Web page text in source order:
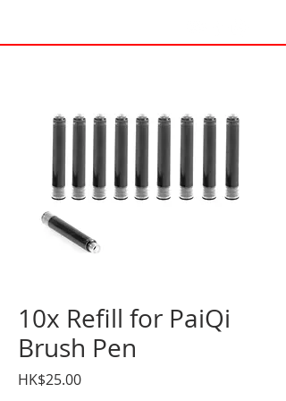
10x Refill for PaiQi
Brush Pen
HK$25.00價